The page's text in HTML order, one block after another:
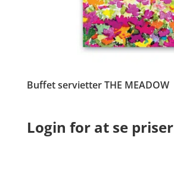
Buffet servietter THE MEADOW
Login for at se priser